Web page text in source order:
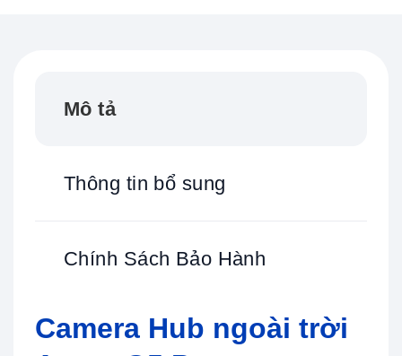
Mô tả
Thông tin bổ sung
Chính Sách Bảo Hành
Camera Hub ngoài trời